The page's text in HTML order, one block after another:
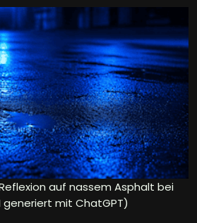
auf nassem Asphalt bei
generiert mit ChatGPT)